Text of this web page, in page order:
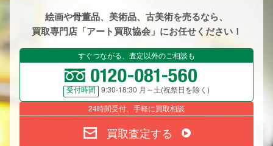
絵画や骨董品、美術品、古美術を売るなら、
買取専門店「アート買取協会」にお任せください！
すぐつながる、査定以外のご相談も
受付時間
9:30-18:30 月～土(祝祭日を除く)
24時間受付、手軽に買取相談
買取査定する